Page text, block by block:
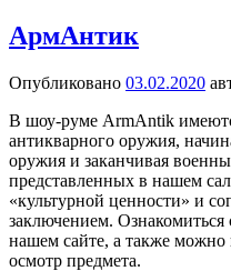
АрмАнтик
Опубликовано 03.02.2020
В шоу-руме ArmAntik
антикварного оружия,
оружия и заканчивая
представленных в нашем
«культурной ценности» и
заключением.
нашем сайте, а также
осмотр предмета.